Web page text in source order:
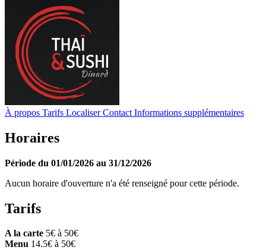
À propos Tarifs Localiser Contact Informations supplémentaires
Horaires
Période du 01/01/2026 au 31/12/2026
Aucun horaire d'ouverture n'a été renseigné pour cette période.
Tarifs
A la carte 5€ à 50€
Menu 14.5€ à 50€